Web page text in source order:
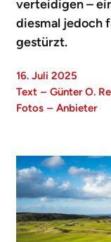
verteidigen –
diesmal jedoch
gestürzt.
16. Juli 2025
Text – Günter O.
Fotos – Anbieter